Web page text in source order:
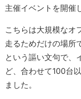
主催イベントを開催
こちらは大規模なオ
走るためだけの場所
という謳い文句で、
ど、合わせて100台
ました。